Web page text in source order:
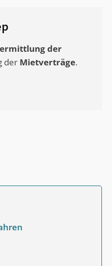
der
der Mietverträge.